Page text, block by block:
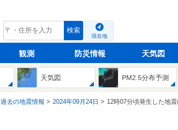
tenki.jp 検索
現在地
観測 防災情報 天気図
天気図 PM2.5分布予測
過去の地震情報 2024年09月24日 12時07分頃発生した地